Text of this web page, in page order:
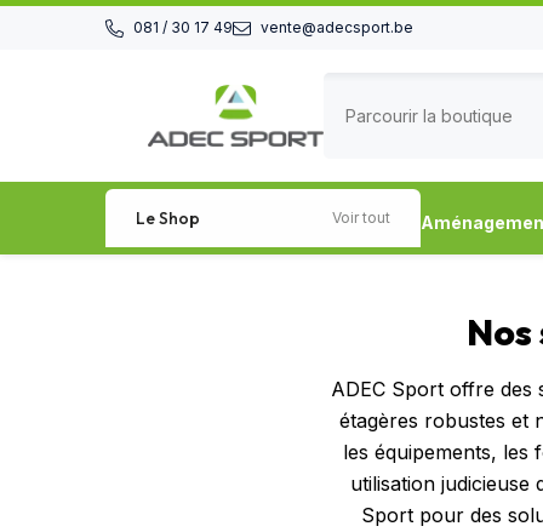
081 / 30 17 49
vente@adecsport.be
Le Shop Voir tout
ADEC Sport offre des
étagères robustes et
les équipements, les
utilisation judicieuse
Sport pour des